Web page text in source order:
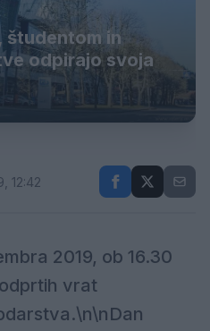
študentom in
odpirajo svoja
12:42
2019, ob 16.30
vrat